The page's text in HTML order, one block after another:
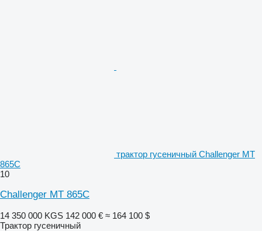
трактор гусеничный Challenger MT
865C
10
Challenger MT 865C
14 350 000 KGS 142 000 € ≈ 164 100 $
Трактор гусеничный